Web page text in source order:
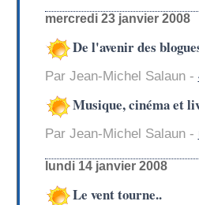
mercredi 23 janvier 2008
De l'avenir des
Par Jean-Michel Salaun -
Musique, cinéma et
Par Jean-Michel Salaun -
lundi 14 janvier 2008
Le vent tourne..